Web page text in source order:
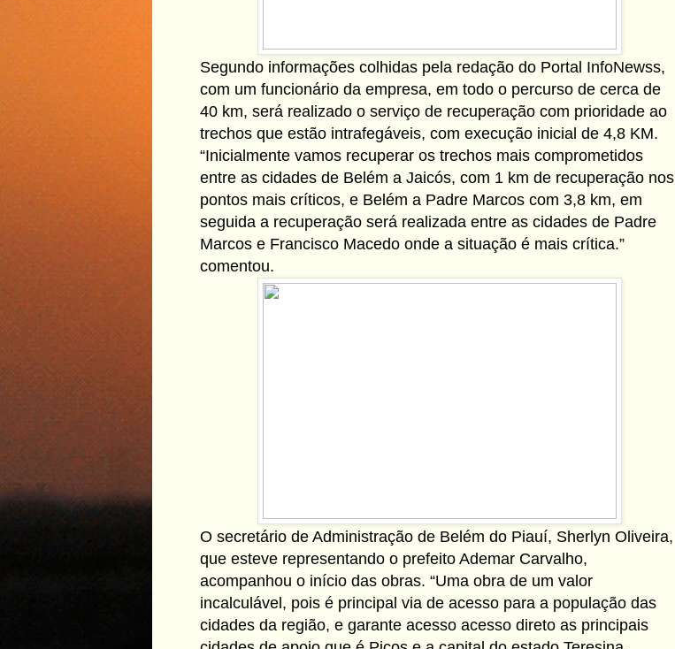
Segundo informações colhidas pela redação do Portal InfoNewss,
com um funcionário da empresa, em todo o percurso de cerca de
40 km, será realizado o serviço de recuperação com prioridade ao
trechos que estão intrafegáveis, com execução inicial de 4,8 KM.
“Inicialmente vamos recuperar os trechos mais comprometidos
entre as cidades de Belém a Jaicós, com 1 km de recuperação nos
pontos mais críticos, e Belém a Padre Marcos com 3,8 km, em
seguida a recuperação será realizada entre as cidades de Padre
Marcos e Francisco Macedo onde a situação é mais crítica.”
comentou.
O secretário de Administração de Belém do Piauí, Sherlyn Oliveira,
que esteve representando o prefeito Ademar Carvalho,
acompanhou o início das obras. “Uma obra de um valor
incalculável, pois é principal via de acesso para a população das
cidades da região, e garante acesso acesso direto as principais